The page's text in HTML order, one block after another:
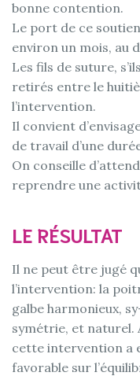
bonne contention.
Le port de ce
environ un mois, au
Les fils de suture,
retirés entre le
l’intervention.
Il convient
de travail d’une
On conseille
reprendre une
LE RÉSULTAT
Il ne peut être jugé
l’intervention: la
galbe harmonieux,
symétrie, et naturel.
cette intervention a
favorable sur